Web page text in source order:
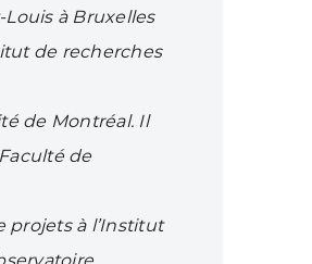
Louis à Bruxelles
de recherches
de Montréal. Il
Faculté de
projets à l’Institut